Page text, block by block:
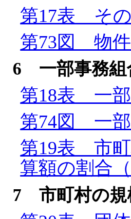
第17表 そ
第73図 物
6 一部事務組
第18表 一部
第74図 一部
第19表 市町
算額の割合
7 市町村の規